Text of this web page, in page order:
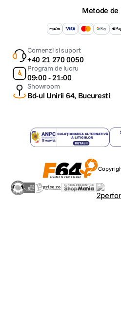
Metode de
Comenzi si suport
+40 21 270 0050
Program de lucru
09:00 - 21:00
Showroom
Bd-ul Unirii 64, Bucuresti